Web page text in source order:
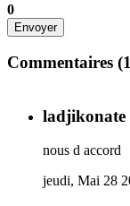
0
Envoyer
Commentaires (1
ladjikonate
nous d accord
jeudi, Mai 28